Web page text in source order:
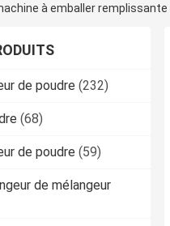
à emballer remplissante
de poudre (232)
(68)
de poudre (59)
de mélangeur